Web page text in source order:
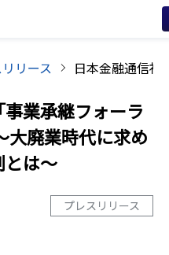
リース
業承継フォーラ
大廃業時代に求め
とは～
プレスリリース